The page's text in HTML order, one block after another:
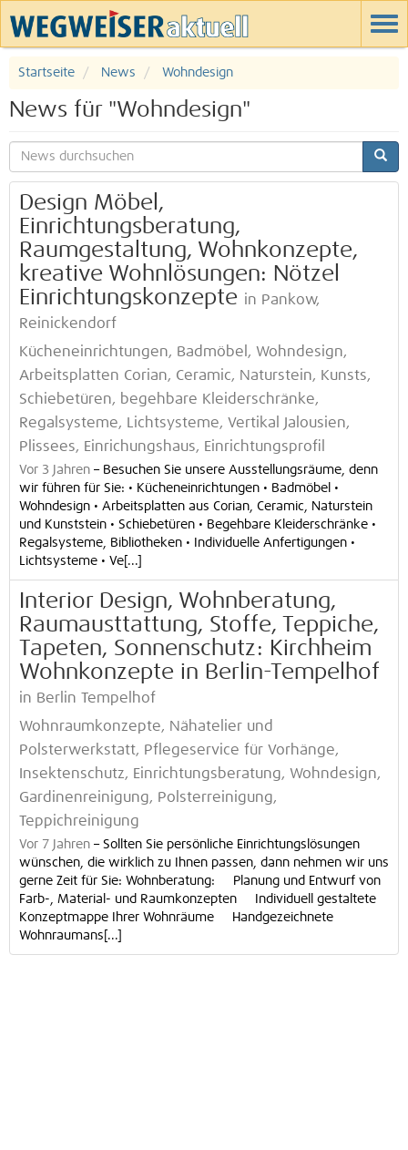
Startseite News Wohndesign
News für "Wohndesign"
Design Möbel,
Einrichtungsberatung,
Raumgestaltung, Wohnkonzepte,
kreative Wohnlösungen: Nötzel
Einrichtungskonzepte in Pankow,
Reinickendorf
Kücheneinrichtungen, Badmöbel, Wohndesign,
Arbeitsplatten Corian, Ceramic, Naturstein, Kunsts,
Schiebetüren, begehbare Kleiderschränke,
Regalsysteme, Lichtsysteme, Vertikal Jalousien,
Plissees, Einrichungshaus, Einrichtungsprofil
Vor 3 Jahren – Besuchen Sie unsere Ausstellungsräume, denn
wir führen für Sie: • Kücheneinrichtungen • Badmöbel •
Wohndesign • Arbeitsplatten aus Corian, Ceramic, Naturstein
und Kunststein • Schiebetüren • Begehbare Kleiderschränke •
Regalsysteme, Bibliotheken • Individuelle Anfertigungen •
Lichtsysteme • Ve[...]
Interior Design, Wohnberatung,
Raumausttattung, Stoffe, Teppiche,
Tapeten, Sonnenschutz: Kirchheim
Wohnkonzepte in Berlin-Tempelhof
in Berlin Tempelhof
Wohnraumkonzepte, Nähatelier und
Polsterwerkstatt, Pflegeservice für Vorhänge,
Insektenschutz, Einrichtungsberatung, Wohndesign,
Gardinenreinigung, Polsterreinigung,
Teppichreinigung
Vor 7 Jahren – Sollten Sie persönliche Einrichtungslösungen
wünschen, die wirklich zu Ihnen passen, dann nehmen wir uns
gerne Zeit für Sie: Wohnberatung: Planung und Entwurf von
Farb-, Material- und Raumkonzepten Individuell gestaltete
Konzeptmappe Ihrer Wohnräume Handgezeichnete
Wohnraumans[...]